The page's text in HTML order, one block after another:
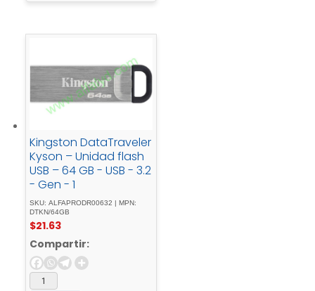
Kingston DataTraveler
Kyson – Unidad flash
USB – 64 GB - USB - 3.2
- Gen - 1
SKU: ALFAPRODR00632 | MPN:
DTKN/64GB
$21.63
Compartir: